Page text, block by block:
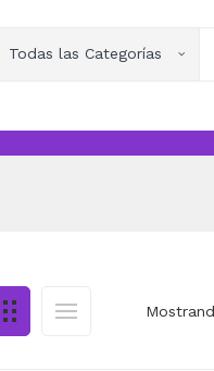
Todas las Categorías